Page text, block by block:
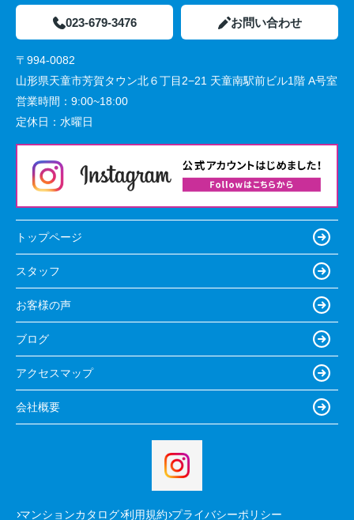
023-679-3476 お問い合わせ
〒994-0082
山形県天童市芳賀タウン北６丁目2−21 天童南駅前ビル1階 A号室
営業時間： 9:00~18:00
定休日： 水曜日
トップページ
スタッフ
お客様の声
ブログ
アクセスマップ
会社概要
マンションカタログ 利用規約 プライバシーポリシー